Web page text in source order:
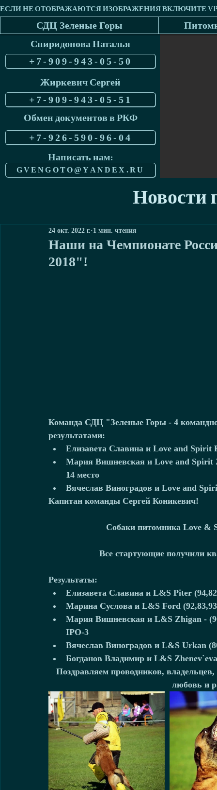
СДЦ Зеленые Горы
Спиридонова Наталья
+7-909-943-05-50
Жиркевич Сергей
+7-909-943-05-51
Обмен документов в РКФ
+7-926-590-96-04
Написать нам:
GVENGOTO@YANDEX.RU
Новости
Наши на Чемпионате
2018"!
24 окт. 2022 г. 1 мин. чтения
Команда СДЦ "Зеленые Горы - 4
результатами:
Елизавета Славина и Love and Spirit
Мария Вишневская и Love and Spirit
14 место
Вячеслав Виноградов и Love and
Капитан команды Сергей Коникевич!
Собаки питомника Love &
Все стартующие получили
Результаты:
Елизавета Славина и L&S Piter
Марина Суслова и L&S Ford
Мария Вишневская и L&S Zhigan -
IPO-3
Вячеслав Виноградов и L&S Urkan
Богданов Владимир и L&S
Поздравляем проводников,
любовь и